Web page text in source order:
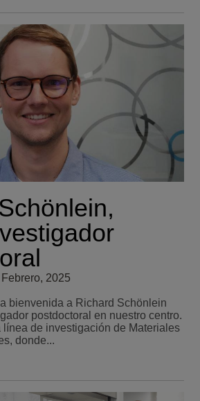
2025
bienvenida a Richard Schönlein
postdoctoral en nuestro centro.
línea de investigación de Materiales
donde...